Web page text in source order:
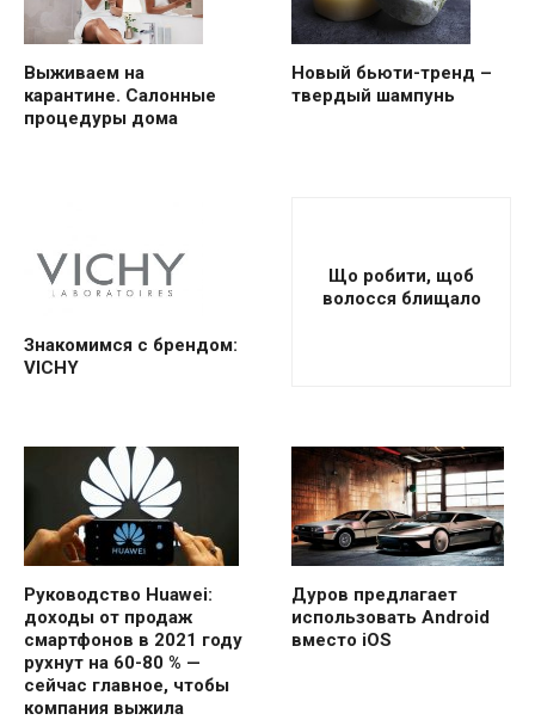
Выживаем на
карантине. Салонные
процедуры дома
Новый бьюти-тренд –
твердый шампунь
Знакомимся с брендом:
VICHY
Що робити, щоб
волосся блищало
Руководство Huawei:
доходы от продаж
смартфонов в 2021 году
рухнут на 60-80 % —
сейчас главное, чтобы
компания выжила
Дуров предлагает
использовать Android
вместо iOS